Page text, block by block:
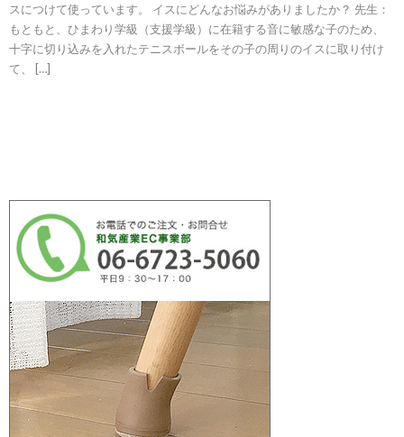
スにつけて使っています。 イスにどんなお悩みがありましたか？ 先生：
もともと、ひまわり学級（支援学級）に在籍する音に敏感な子のため、
十字に切り込みを入れたテニスボールをその子の周りのイスに取り付け
て、 […]